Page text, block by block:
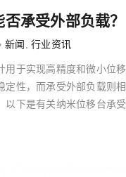
承受外部负载？
新闻 , 行业资讯
用于实现高精度和微小位
定性，而承受外部负载则
以下是有关纳米位移台承